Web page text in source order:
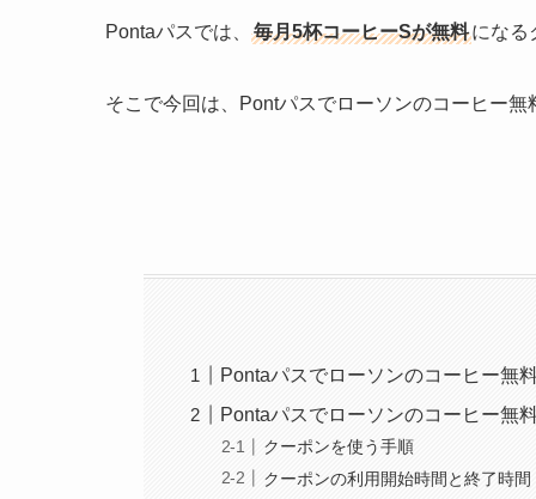
Pontaパスでは、 毎月5杯コーヒーSが無料になる
そこで今回は、Pontパスでローソンのコーヒー
Pontaパスでローソンのコーヒー無
Pontaパスでローソンのコーヒー無
クーポンを使う手順
クーポンの利用開始時間と終了時間